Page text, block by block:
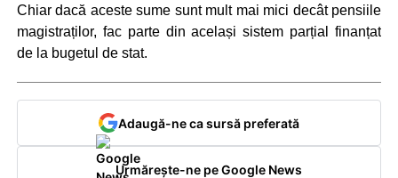
Chiar dacă aceste sume sunt mult mai mici decât pensiile
magistraților, fac parte din același sistem parțial finanțat
de la bugetul de stat.
Adaugă-ne ca sursă preferată
Urmărește-ne pe Google News